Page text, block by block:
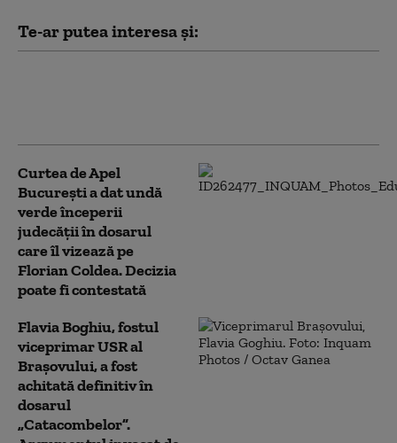
Te-ar putea interesa și:
Curtea de Apel
București a dat undă
verde începerii
judecății în dosarul
care îl vizează pe
Florian Coldea. Decizia
poate fi contestată
Flavia Boghiu, fostul
viceprimar USR al
Brașovului, a fost
achitată definitiv în
dosarul
„Catacombelor”.